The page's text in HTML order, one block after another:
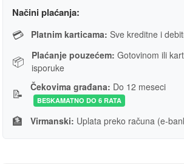
Načini plaćanja:
💳 Platnim karticama: Sve kreditne i
📦 Plaćanje pouzećem: Gotovinom ili
isporuke
📝 Čekovima građana: Do 12 meseci
BESKAMATNO DO 6 RATA
🏦 Virmanski: Uplata preko računa (e-